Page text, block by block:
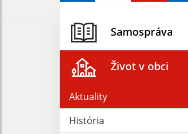
Samospráva
Život v obci
Aktuality
História